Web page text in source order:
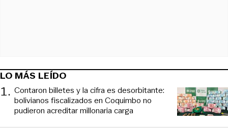
LO MÁS LEÍDO
1. Contaron billetes y la cifra es desorbitante:
bolivianos fiscalizados en Coquimbo no
pudieron acreditar millonaria carga